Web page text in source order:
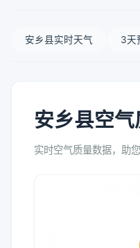
安乡县实时天气 3天
安乡县空
实时空气质量数据，助